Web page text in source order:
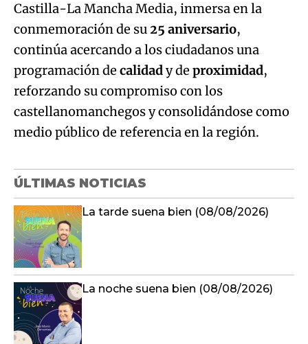
Castilla-La Mancha Media, inmersa en la
conmemoración de su25 aniversario,
continúa acercando a los ciudadanos una
programación de calidady de proximidad,
reforzando su compromiso con los
castellanomanchegos y consolidándose como
medio público de referencia en la región.
ÚLTIMAS NOTICIAS
La tarde suena bien (08/08/2026)
La noche suena bien (08/08/2026)